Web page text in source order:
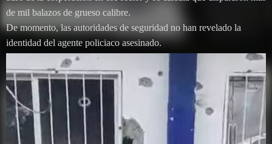
de mil balazos de grueso calibre.
De momento, las autoridades de seguridad no han revelado la
identidad del agente policiaco asesinado.